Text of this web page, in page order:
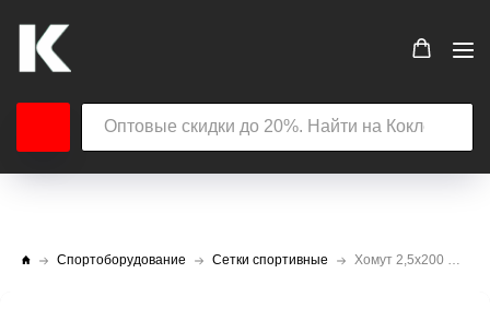
Спортоборудование Сетки спортивные